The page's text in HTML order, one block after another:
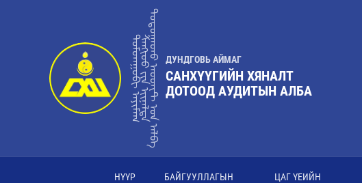
ᠳᠤᠮᠳᠠᠭᠣᠪᠢ ᠠᠶᠢᠮᠠᠭᠰᠠᠩᢈᠦᠦ ᠶ᠋ᠢᠨ ᢈᠢᠨᠠᠯᠲᠠᠳᠣᠲᠤᠭᠠᠳᠤ ᠠᠦᠳᠢᠲ ᠤ᠋ᠨ ᠠᠯᠪᠠ ДУНДГОВЬ АЙМАГ
САНХҮҮГИЙН ХЯНАЛТ
ДОТООД АУДИТЫН АЛБА
НҮҮР
БАЙГУУЛЛАГЫН
ЦАГ ҮЕИЙН